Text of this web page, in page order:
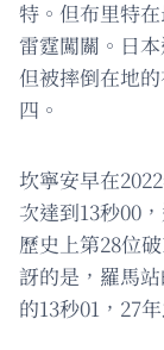
特。但布里特
雷霆闖關。日
但被摔倒在地
四。
坎寧安早在
次達到13秒00
歷史上第28位
訝的是，羅馬
的13秒01，27